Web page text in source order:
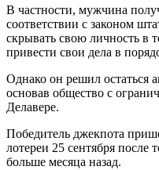
В частности, мужчина
соответствии с законом
скрывать свою личность в
привести свои дела в
Однако он решил остаться
основав общество с
Делавере.
Победитель джекпота
лотереи 25 сентября после
больше месяца назад.